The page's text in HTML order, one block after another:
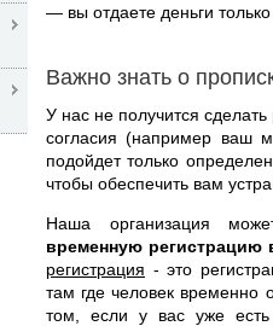
— вы отдаете деньги только
Важно знать о
У нас не получится
согласия (например ваш
подойдет только
чтобы обеспечить вам
Наша организация
временную регистрацию
регистрация - это
там где человек временно
том, если у вас уже